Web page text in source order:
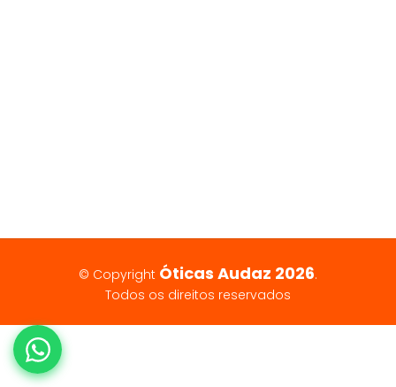
© Copyright Óticas Audaz 2026.
Todos os direitos reservados